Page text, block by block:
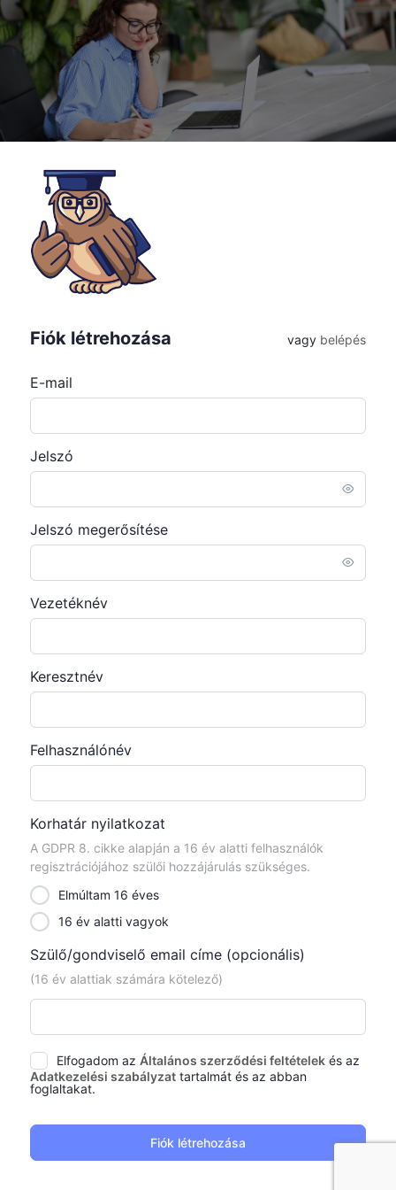
Fiók létrehozása vagy belépés
E-mail
Jelszó
Jelszó megerősítése
Vezetéknév
Keresztnév
Felhasználónév
Korhatár nyilatkozat
A GDPR 8. cikke alapján a 16 év alatti felhasználók
regisztrációjához szülői hozzájárulás szükséges.
Elmúltam 16 éves
16 év alatti vagyok
Szülő/gondviselő email címe (opcionális)
(16 év alattiak számára kötelező)
Elfogadom az Általános szerződési feltételekés az
Adatkezelési szabályzattartalmát és az abban
foglaltakat.